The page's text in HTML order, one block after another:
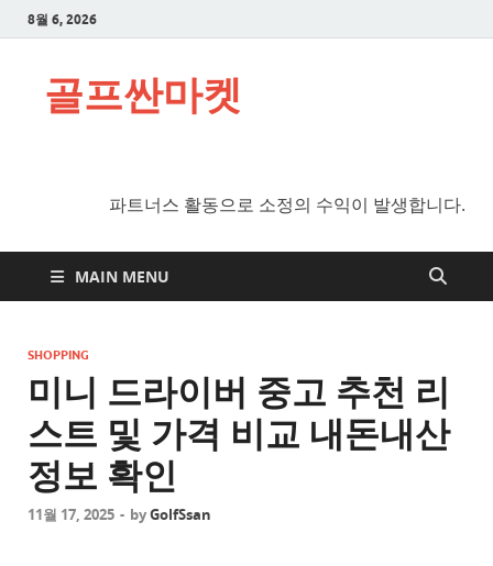
8월 6, 2026
골프싼마켓
파트너스 활동으로 소정의 수익이 발생합니다.
MAIN MENU
SHOPPING
미니 드라이버 중고 추천 리
스트 및 가격 비교 내돈내산
정보 확인
11월 17, 2025 - byGolfSsan